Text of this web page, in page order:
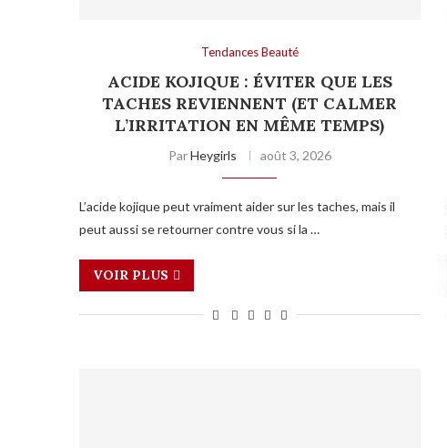
Tendances Beauté
ACIDE KOJIQUE : ÉVITER QUE LES
TACHES REVIENNENT (ET CALMER
L’IRRITATION EN MÊME TEMPS)
ParHeygirls août 3, 2026
L’acide kojique peut vraiment aider sur les taches, mais il
peut aussi se retourner contre vous si la …
VOIR PLUS